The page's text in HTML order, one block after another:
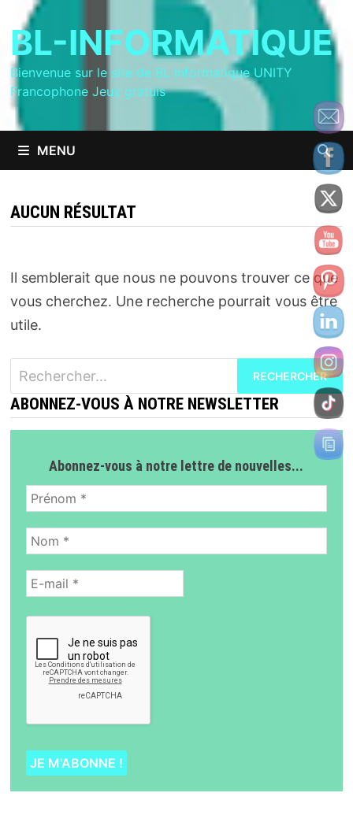
Passer
au
contenu
BL-INFORMATIQUE
Bienvenue sur le site de BL Informatique UNITY
Francophone Jeux gratuis
MENU
AUCUN RÉSULTAT
Il semblerait que nous ne pouvons trouver ce que
vous cherchez. Une recherche pourrait vous être
utile.
Rechercher :
ABONNEZ-VOUS À NOTRE NEWSLETTER
Abonnez-vous à notre lettre de nouvelles...